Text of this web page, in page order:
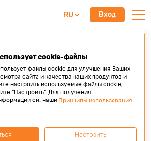
RU Вход
кредит
Деньги сегодня на счёт
500 €
1000 €
cookie-файлы
файлы cookie для улучшения Ваших
сайта и качества наших продуктов и
настроить используемые файлы cookie,
"Настроить". Для получения
см. наши Принципы использования
Настроить